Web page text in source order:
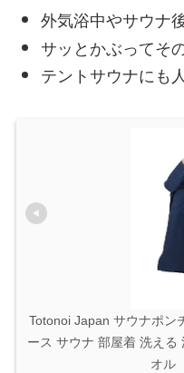
外気浴中やサウナ
サッとかぶってそ
テントサウナにも
Totonoi Japan サウナポン
ース サウナ 部屋着 洗える
オル